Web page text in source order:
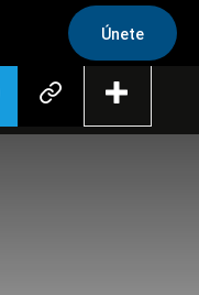
Únete